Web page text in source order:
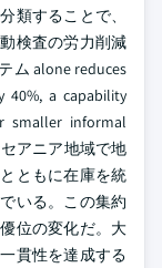
類することで、
検査の労力削減
ム alone reduces
40%, a capability
smaller informal
アニア地域で地
ともに在庫を統
いる。この集約
位の変化だ。大
貫性を達成する